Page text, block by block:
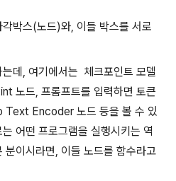
박스(노드)와, 이들 박스를 서로
데, 여기에서는 체크포인트 모델
노드, 프롬프트를 입력하면 토큰
Text Encoder 노드 등을 볼 수 있
어떤 프로그램을 실행시키는 역
분이시라면, 이들 노드를 함수라고